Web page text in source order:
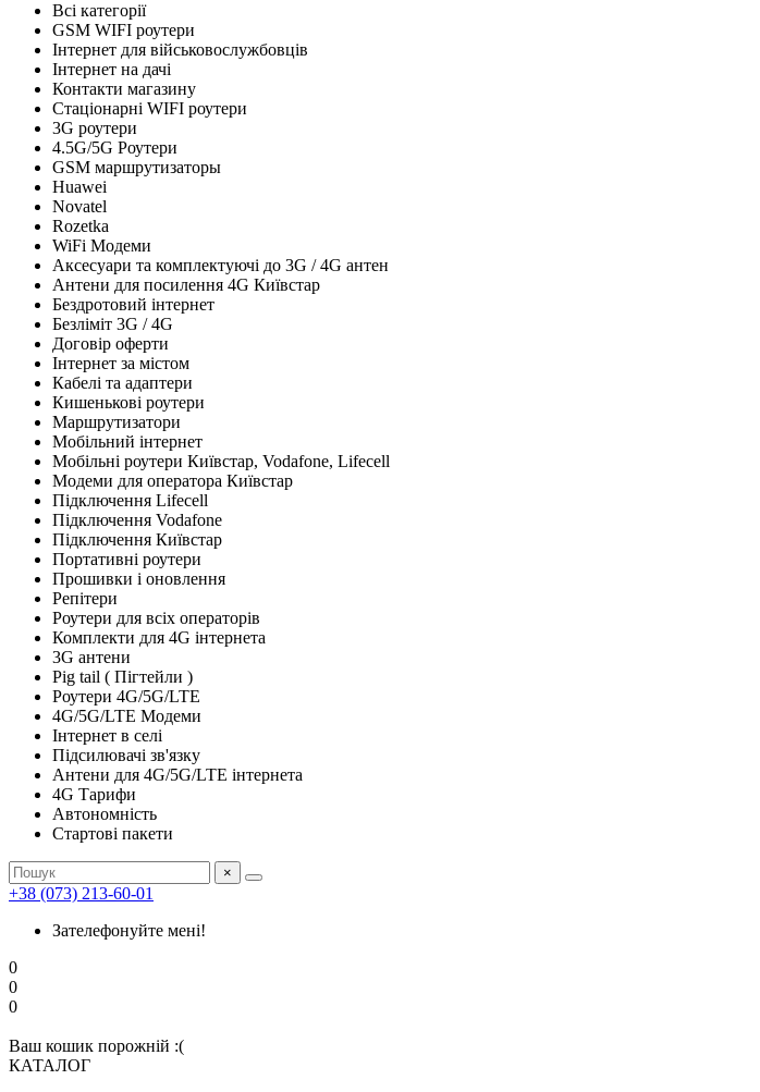
Всі категорії
GSM WIFI роутери
Інтернет для військовослужбовців
Інтернет на дачі
Контакти магазину
Стаціонарні WIFI роутери
3G роутери
4.5G/5G Роутери
GSM маршрутизаторы
Huawei
Novatel
Rozetka
WiFi Модеми
Аксесуари та комплектуючі до 3G / 4G антен
Антени для посилення 4G Київстар
Бездротовий інтернет
Безліміт 3G / 4G
Договір оферти
Інтернет за містом
Кабелі та адаптери
Кишенькові роутери
Маршрутизатори
Мобільний інтернет
Мобільні роутери Київстар, Vodafone, Lifecell
Модеми для оператора Київстар
Підключення Lifecell
Підключення Vodafone
Підключення Київстар
Портативні роутери
Прошивки і оновлення
Репітери
Роутери для всіх операторів
Комплекти для 4G інтернета
3G антени
Pig tail ( Пігтейли )
Роутери 4G/5G/LTE
4G/5G/LTE Модеми
Інтернет в селі
Підсилювачі зв'язку
Антени для 4G/5G/LTE інтернета
4G Тарифи
Автономність
Стартові пакети
×
+38 (073) 213-60-01
Зателефонуйте мені!
0
0
0
Ваш кошик порожній :(
КАТАЛОГ